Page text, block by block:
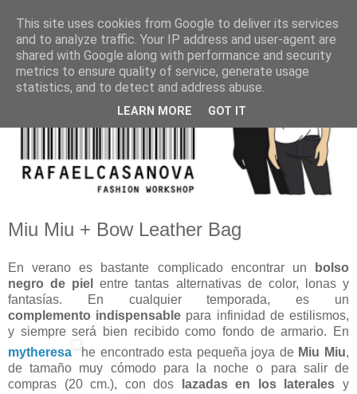
Miu Miu + Bow Leather Bag
En verano es bastante complicado encontrar un
bolso
negro de piel
entre tantas alternativas de color, lonas y
fantasías. En cualquier temporada, es un
complemento indispensable para infinidad de estilismos,
y siempre será bien recibido como fondo de armario. En
mytheresa
he encontrado esta pequeña joya de Miu Miu,
de tamaño muy cómodo para la noche o para salir de
compras (20 cm.), con dos
lazadas en los laterales y
This site uses cookies from Google to deliver its services
and to analyze traffic. Your IP address and user-agent are
shared with Google along with performance and security
metrics to ensure quality of service, generate usage
statistics, and to detect and address abuse.
LEARN MORE GOT IT